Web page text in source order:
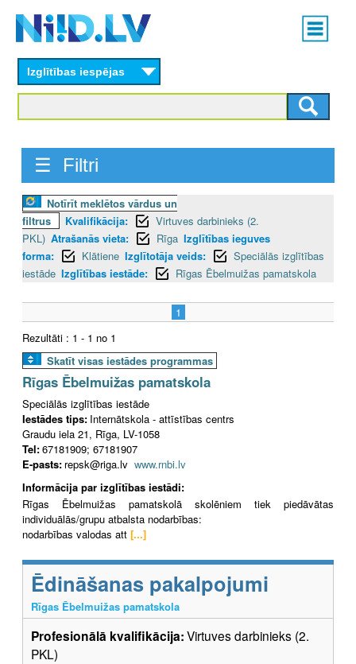
content
Main
menu
Izglītības iespējas
☰ Filtri
Notīrīt meklētos vārdus un
filtrus
Kvalifikācija:
Virtuves darbinieks (2.
PKL) Atrašanās vieta: Rīga Izglītības ieguves
forma:
Klātiene Izglītotāja veids:
Speciālās izglītības
iestāde Izglītības iestāde: Rīgas Ēbelmuižas pamatskola
1
Rezultāti : 1 - 1 no 1
Skatīt visas iestādes programmas
Rīgas Ēbelmuižas pamatskola
Speciālās izglītības iestāde
Iestādes tips: Internātskola - attīstības centrs
Graudu iela 21, Rīga, LV-1058
Tel:67181909; 67181907
E-pasts: repsk@riga.lv www.rnbi.lv
Informācija par izglītības iestādi:
Rīgas Ēbelmuižas pamatskolā skolēniem tiek piedāvātas
individuālās/grupu atbalsta nodarbības:
nodarbības valodas att [...]
Ēdināšanas pakalpojumi
Rīgas Ēbelmuižas pamatskola
Profesionālā kvalifikācija:Virtuves darbinieks (2.
PKL)